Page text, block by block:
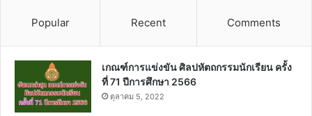
Popular Recent Comments
เกณฑ์การแข่งขัน ศิลปหัตถกรรมนักเรียน ครั้ง
ที่ 71 ปีการศึกษา 2566
ตุลาคม 5, 2022